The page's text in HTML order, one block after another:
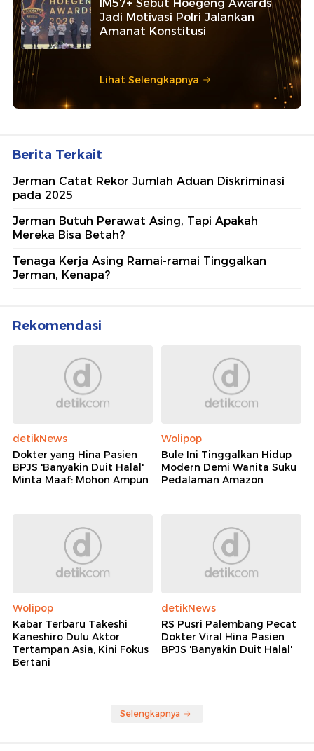
IM57+ Sebut Hoegeng Awards
Jadi Motivasi Polri Jalankan
Amanat Konstitusi
Lihat Selengkapnya
Berita Terkait
Jerman Catat Rekor Jumlah Aduan Diskriminasi
pada 2025
Jerman Butuh Perawat Asing, Tapi Apakah
Mereka Bisa Betah?
Tenaga Kerja Asing Ramai-ramai Tinggalkan
Jerman, Kenapa?
Rekomendasi
detikNews
Dokter yang Hina Pasien
BPJS 'Banyakin Duit Halal'
Minta Maaf: Mohon Ampun
Wolipop
Bule Ini Tinggalkan Hidup
Modern Demi Wanita Suku
Pedalaman Amazon
Wolipop
Kabar Terbaru Takeshi
Kaneshiro Dulu Aktor
Tertampan Asia, Kini Fokus
Bertani
detikNews
RS Pusri Palembang Pecat
Dokter Viral Hina Pasien
BPJS 'Banyakin Duit Halal'
Selengkapnya